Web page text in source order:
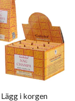
Lägg i korgen